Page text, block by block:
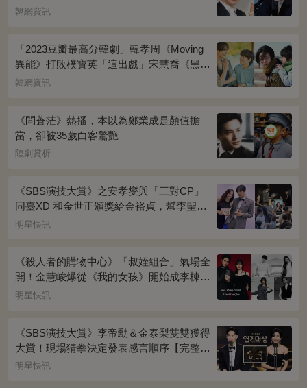
傳
韓網資訊
「2023豆瓣最高分韓劇」韓孝周《Moving
異能》打敗樸寶英「這出戲」宋慧喬《黑暗
榮耀》奪冠
韓網資訊
《問蒼茫》熱播，本以為鄭業成是顏值擔
當，卻被35歲白客驚艷
陸劇賞析
《SBS演技大賞》之安孝燮與「三對CP」
同臺XD 和金世正頒獎給金裕貞，幫李聖經
披外套超甜~
明星快訊
《殺人者的購物中心》「叔姪組合」氣場全
開！金慧峻爆從《我的女孩》開始成李棟旭
迷妹~
明星快訊
《SBS演技大賞》李帝勳＆金泰梨雙雙獲得
大賞！現場猜拳決定發表感言順序【完整得
獎名單】
明星快訊